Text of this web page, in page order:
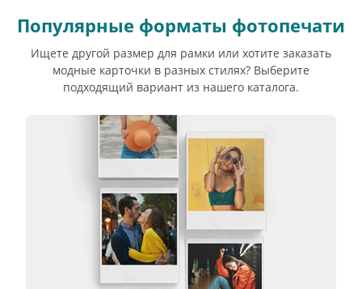
Популярные форматы фотопечати
Ищете другой размер для рамки или хотите заказать
модные карточки в разных стилях? Выберите
подходящий вариант из нашего каталога.